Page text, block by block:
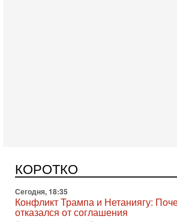
КОРОТКО
ЦАХАЛа в отставке, писатель,
Ведет программу Александр Гур-Арье.
Сегодня, 18:35
Конфликт Трампа и Нетаниягу:
отказался от соглашения